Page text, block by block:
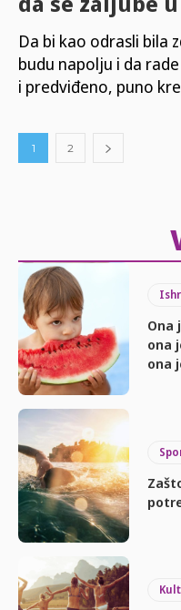
Da bi kao odrasli bila
budu napolju i da
i predviđeno, puno
1 2
Ona
ona
ona